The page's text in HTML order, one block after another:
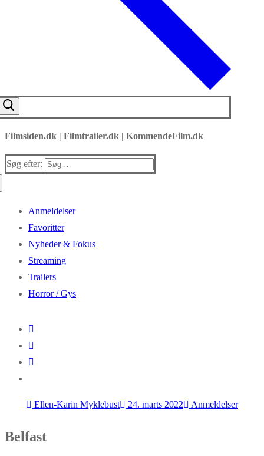
Filmsiden.dk | Filmtrailer.dk | KommendeFilm.dk
Søg efter:
Anmeldelser
Favoritter
Nyheder & Fokus
Streaming
Trailers
Horror / Gys
Ellen-Karin Myklebust 24. marts 2022 Anmeldelser
Belfast